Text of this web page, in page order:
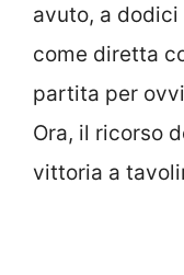
avuto, a dodici
come diretta
partita per
Ora, il ricorso
vittoria a